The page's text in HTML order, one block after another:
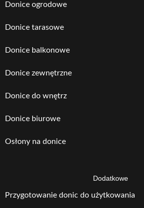
Donice ogrodowe
Donice tarasowe
Donice balkonowe
Donice zewnętrzne
Donice do wnętrz
Donice biurowe
Osłony na donice
Dodatkowe
Przygotowanie donic do użytkowania